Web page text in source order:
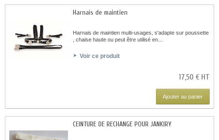
Harnais de maintien
Harnais de maintien multi-usages, s'adapte sur poussette
, chaise haute ou peut être utilisé en...
Voir ce produit
17,50 € HT
Ajouter au panier
CEINTURE DE RECHANGE POUR JANKIRY